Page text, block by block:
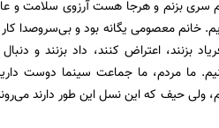
بزنم و هرجا هست آرزوی سلامت و
خانم معصومی یگانه بود و بی‌سروصدا
بزنند، اعتراض کنند، داد بزنند و
ما مردم، ما جماعت سینما دوست
ولی حیف که این نسل این طور دارند